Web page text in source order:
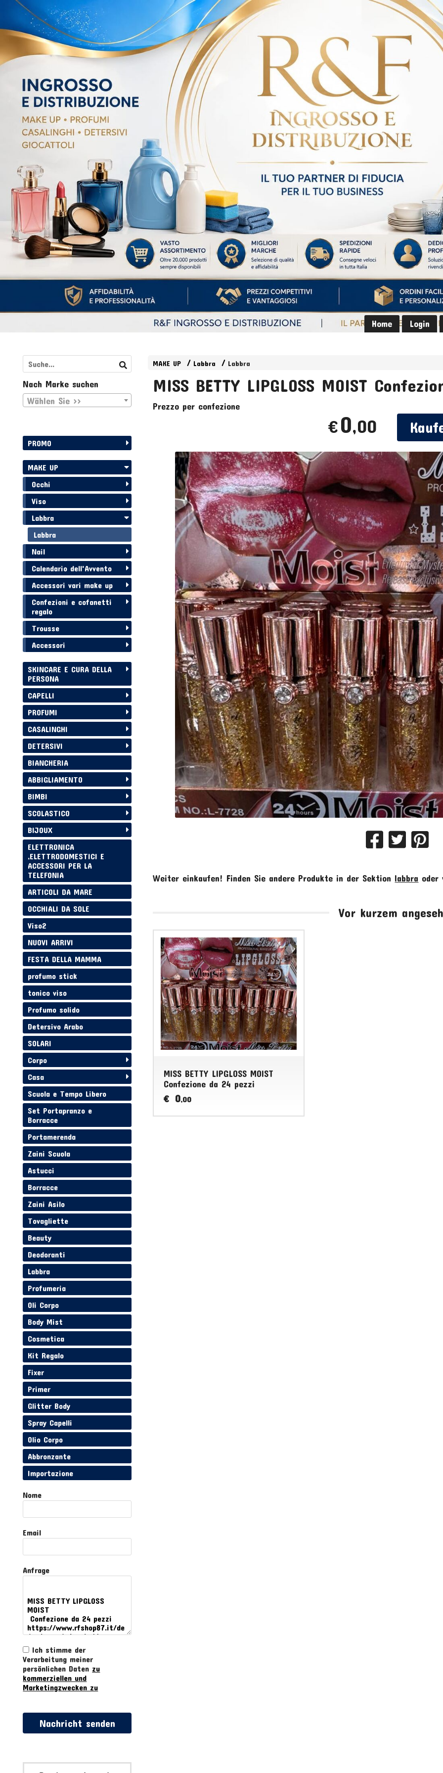
Home Login
MAKE UP Labbra Labbra
MISS BETTY LIPGLOSS MOIST
Prezzo per confezione
€0,00
Weiter einkaufen! Finden Sie andere Produkte in der Sektion labbra
Vor kurzem
MISS BETTY LIPGLOSS MOIST
Confezione da 24 pezzi
€ 0,00
Nach Marke suchen
Wählen Sie >>
PROMO
MAKE UP
Occhi
Viso
Labbra
Labbra
Nail
Calendario dell'Avvento
Accessori vari make up
Confezioni e cofanetti
regalo
Trousse
Accessori
SKINCARE E CURA DELLA
PERSONA
CAPELLI
PROFUMI
CASALINGHI
DETERSIVI
BIANCHERIA
ABBIGLIAMENTO
BIMBI
SCOLASTICO
BIJOUX
ELETTRONICA
,ELETTRODOMESTICI E
ACCESSORI PER LA
TELEFONIA
ARTICOLI DA MARE
OCCHIALI DA SOLE
Viso2
NUOVI ARRIVI
FESTA DELLA MAMMA
profumo stick
tonico viso
Profumo solido
Detersivo Arabo
SOLARI
Corpo
Casa
Scuola e Tempo Libero
Set Portapranzo e
Borracce
Portamerenda
Zaini Scuola
Astucci
Borracce
Zaini Asilo
Tovagliette
Beauty
Deodoranti
Labbra
Profumeria
Oli Corpo
Body Mist
Cosmetica
Kit Regalo
Fixer
Primer
Glitter Body
Spray Capelli
Olio Corpo
Abbronzante
Importazione
Nome
Email
Anfrage
Ich stimme der
Verarbeitung meiner
persönlichen Daten zu
kommerziellen und
Marketingzwecken zu
Nachricht senden